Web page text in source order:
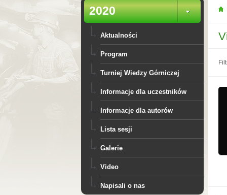
2020
Aktualności
Program
Turniej Wiedzy Górniczej
Informacje dla uczestników
Informacje dla autorów
Lista sesji
Galerie
Video
Napisali o nas